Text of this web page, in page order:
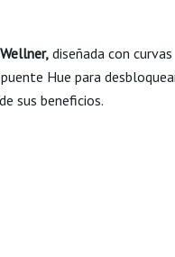
diseñada con curvas
Hue para
sus beneficios.